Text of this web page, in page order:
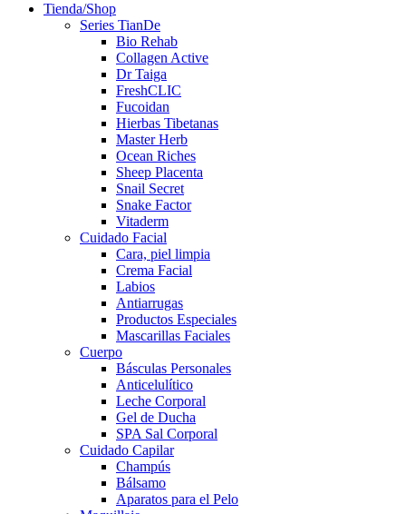
Tienda/Shop
Series TianDe
Bio Rehab
Collagen Active
Dr Taiga
FreshCLIC
Fucoidan
Hierbas Tibetanas
Master Herb
Ocean Riches
Sheep Placenta
Snail Secret
Snake Factor
Vitaderm
Cuidado Facial
Cara, piel limpia
Crema Facial
Labios
Antiarrugas
Productos Especiales
Mascarillas Faciales
Cuerpo
Básculas Personales
Anticelulítico
Leche Corporal
Gel de Ducha
SPA Sal Corporal
Cuidado Capilar
Champús
Bálsamo
Aparatos para el Pelo